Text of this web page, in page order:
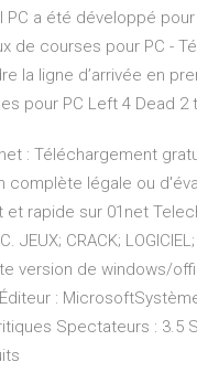
a été développé
de courses pour PC -
la ligne d’arrivée en
pour PC Left 4 Dead
: Téléchargement
complète légale ou
rapide sur 01net
JEUX; CRACK;
version de windows/
:
Spectateurs : 3.5